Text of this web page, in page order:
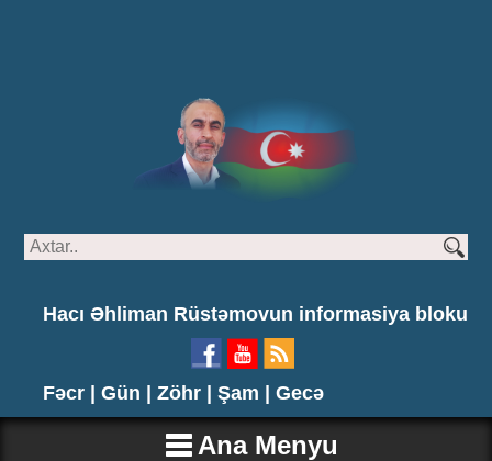
Hacı Əhliman Rüstəmovun informasiya bloku
Fəcr | Gün | Zöhr | Şam | Gecə
Ana Menyu